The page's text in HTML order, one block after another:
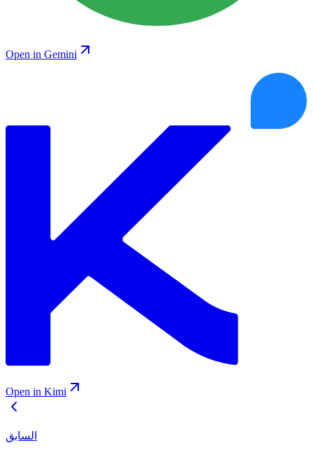
Open in Gemini
Open in Kimi
السابق